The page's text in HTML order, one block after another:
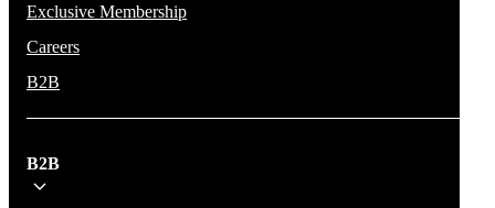
Exclusive Membership
Careers
B2B
B2B